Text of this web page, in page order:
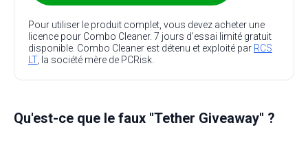
Pour utiliser le produit complet, vous devez acheter une
licence pour Combo Cleaner. 7 jours d’essai limité gratuit
disponible. Combo Cleaner est détenu et exploité par RCS
LT, la société mère de PCRisk.
Qu'est-ce que le faux "Tether Giveaway" ?